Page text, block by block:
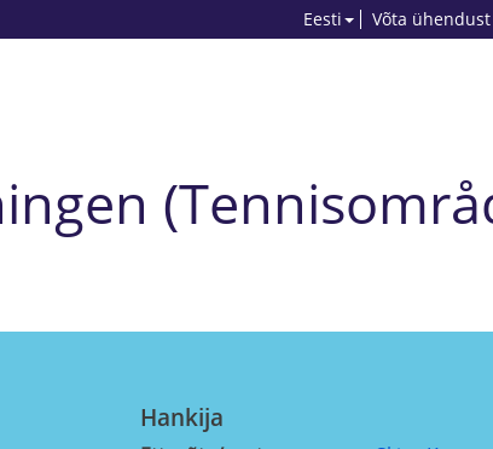
Võta ühendust
Eesti
Hankija